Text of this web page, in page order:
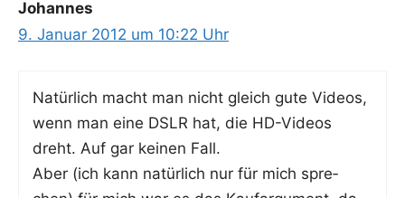
Johannes
9. Januar 2012 um 10:22 Uhr
Natür­lich macht man nicht gleich gute Vide­os,
wenn man eine DSLR hat, die HD-Vide­os
dreht. Auf gar kei­nen Fall.
Aber (ich kann natür­lich nur für mich spre­